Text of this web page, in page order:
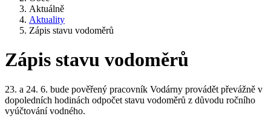
Aktuálně
Aktuality
Zápis stavu vodoměrů
Zápis stavu vodoměrů
23. a 24. 6. bude pověřený pracovník Vodárny provádět převážně v
dopoledních hodinách odpočet stavu vodoměrů z důvodu ročního
vyúčtování vodného.